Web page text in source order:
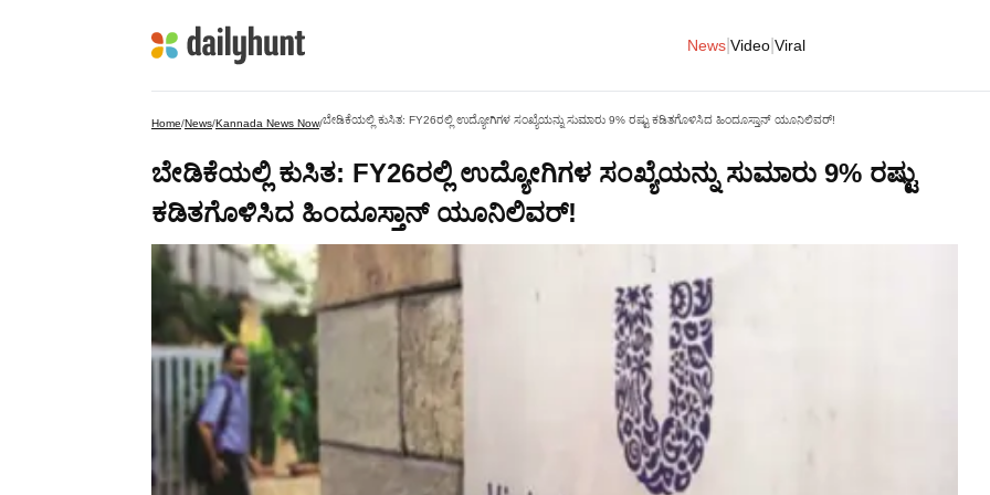
News Video Viral
Home/News/Kannada News Now/​ಬೇಡಿಕೆಯಲ್ಲಿ ಕುಸಿತ: FY26ರಲ್ಲಿ ಉದ್ಯೋಗಿಗಳ ಸಂಖ್ಯೆಯನ್ನು ಸುಮಾರು 9% ರಷ್ಟು ಕಡಿತಗೊಳಿಸಿದ ಹಿಂದೂಸ್ತಾನ್ ಯೂನಿಲಿವರ್!
​ಬೇಡಿಕೆಯಲ್ಲಿ ಕುಸಿತ: FY26ರಲ್ಲಿ ಉದ್ಯೋಗಿಗಳ ಸಂಖ್ಯೆಯನ್ನು ಸುಮಾರು 9% ರಷ್ಟು
ಕಡಿತಗೊಳಿಸಿದ ಹಿಂದೂಸ್ತಾನ್ ಯೂನಿಲಿವರ್!